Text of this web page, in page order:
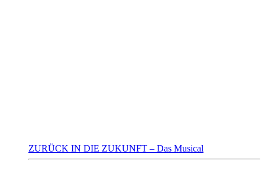
ZURÜCK IN DIE ZUKUNFT – Das Musical